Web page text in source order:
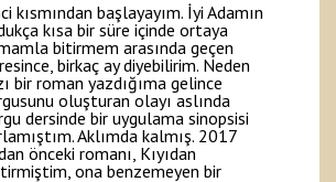
kısmından başlayayım. İyi Adamın
kısa bir süre içinde ortaya
bitirmem arasında geçen
birkaç ay diyebilirim. Neden
bir roman yazdığıma gelince
oluşturan olayı aslında
dersinde bir uygulama sinopsisi
Aklımda kalmış. 2017
önceki romanı, Kıyıdan
ona benzemeyen bir